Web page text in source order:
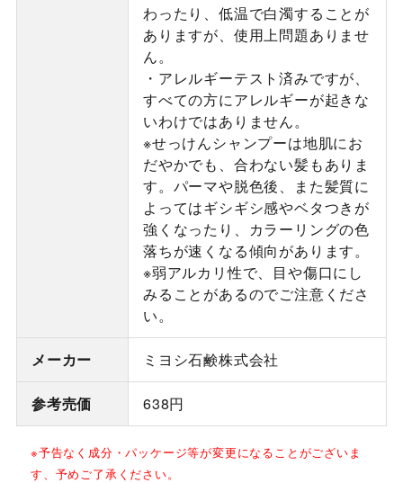
わったり、低温で白濁することが
ありますが、使用上問題ありませ
ん。
・アレルギーテスト済みですが、
すべての方にアレルギーが起きな
いわけではありません。
※せっけんシャンプーは地肌にお
だやかでも、合わない髪もありま
す。パーマや脱色後、また髪質に
よってはギシギシ感やベタつきが
強くなったり、カラーリングの色
落ちが速くなる傾向があります。
※弱アルカリ性で、目や傷口にし
みることがあるのでご注意くださ
い。
メーカー ミヨシ石鹸株式会社
参考売価 638円
※予告なく成分・パッケージ等が変更になることがございま
す、予めご了承ください。